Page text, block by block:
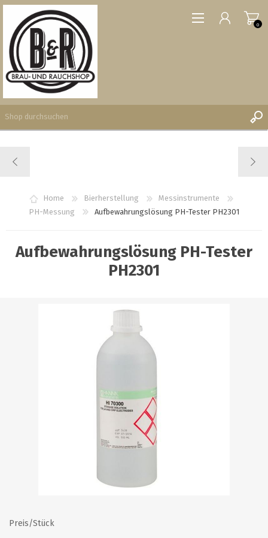
WUNSCHLISTE
0
0
Home Bierherstellung
Messinstrumente
PH-Messung
Aufbewahrungslösung PH-Tester PH2301
Aufbewahrungslösung PH-Tester
PH2301
Preis/Stück